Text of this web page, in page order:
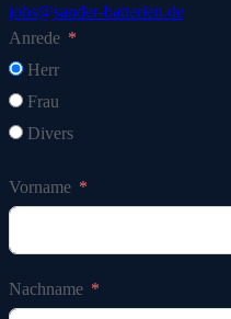
jobs@sander-batterien.de
Anrede
Herr
Frau
Divers
Vorname
Nachname